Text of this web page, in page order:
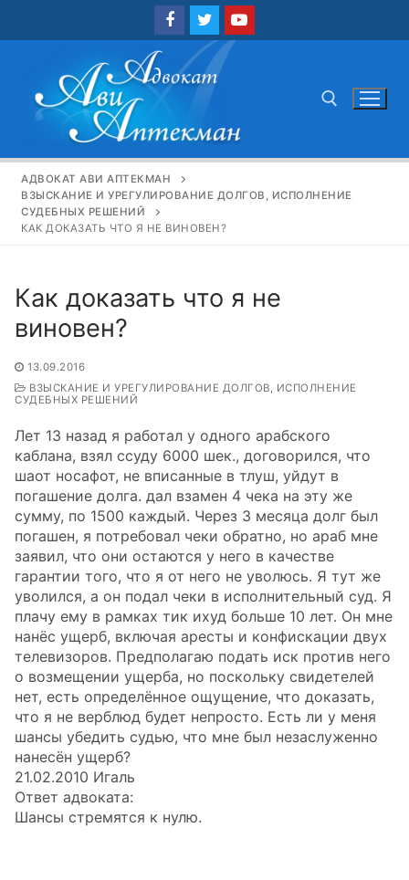
Найти:
АДВОКАТ АВИ АПТЕКМАН
ВЗЫСКАНИЕ И УРЕГУЛИРОВАНИЕ ДОЛГОВ, ИСПОЛНЕНИЕ
СУДЕБНЫХ РЕШЕНИЙ
КАК ДОКАЗАТЬ ЧТО Я НЕ ВИНОВЕН?
Как доказать что я не
виновен?
13.09.2016
ВЗЫСКАНИЕ И УРЕГУЛИРОВАНИЕ ДОЛГОВ, ИСПОЛНЕНИЕ
СУДЕБНЫХ РЕШЕНИЙ
Лет 13 назад я работал у одного арабского
каблана, взял ссуду 6000 шек., договорился, что
шаот носафот, не вписанные в тлуш, уйдут в
погашение долга. дал взамен 4 чека на эту же
сумму, по 1500 каждый. Через 3 месяца долг был
погашен, я потребовал чеки обратно, но араб мне
заявил, что они остаются у него в качестве
гарантии того, что я от него не уволюсь. Я тут же
уволился, а он подал чеки в исполнительный суд. Я
плачу ему в рамках тик ихуд больше 10 лет. Он мне
нанёс ущерб, включая аресты и конфискации двух
телевизоров. Предполагаю подать иск против него
о возмещении ущерба, но поскольку свидетелей
нет, есть определённое ощущение, что доказать,
что я не верблюд будет непросто. Есть ли у меня
шансы убедить судью, что мне был незаслуженно
нанесён ущерб?
21.02.2010 Игаль
Ответ адвоката:
Шансы стремятся к нулю.